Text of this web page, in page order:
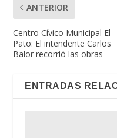
ANTERIOR
Centro Cívico Municipal El
Pato: El intendente Carlos
Balor recorrió las obras
ENTRADAS